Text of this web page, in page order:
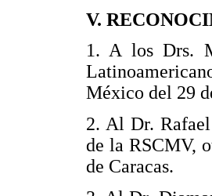
V.
1. A los Drs.
México del 29
2. Al Dr.
de la RSCMV,
de Caracas.